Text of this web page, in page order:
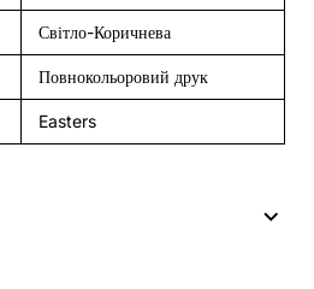
Світло-Коричнева
Повнокольоровий друк
Easters